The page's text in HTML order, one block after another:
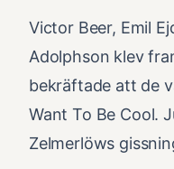
Victor Beer, Emil
Adolphson klev
bekräftade att de
Want To Be Cool.
Zelmerlöws